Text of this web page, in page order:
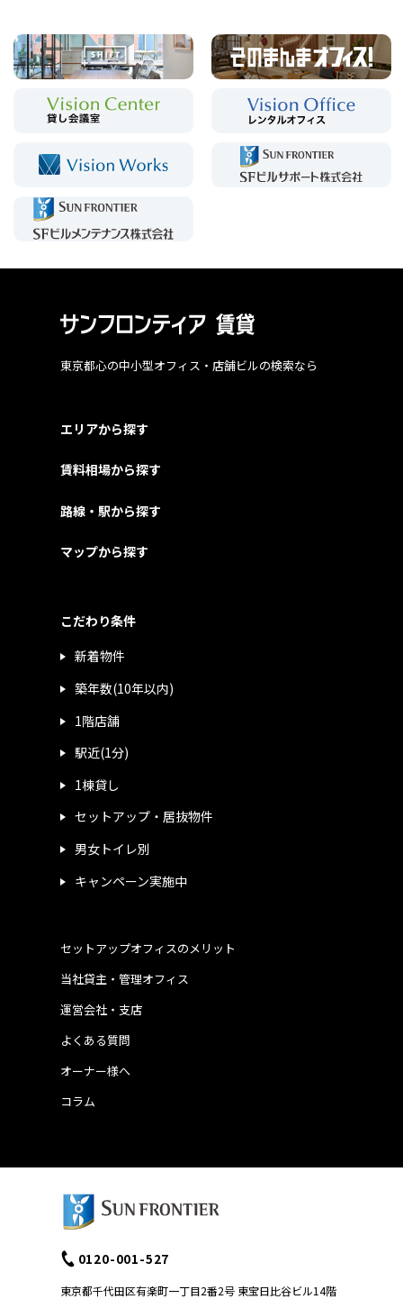
東京都心の中小型オフィス・店舗ビルの検索なら
エリアから探す
賃料相場から探す
路線・駅から探す
マップから探す
こだわり条件
新着物件
築年数(10年以内)
1階店舗
駅近(1分)
1棟貸し
セットアップ・居抜物件
男女トイレ別
キャンペーン実施中
運営会社・支店
よくある質問
当社貸主・管理オフィス
オーナー様へ
コラム
セットアップオフィスのメリット
0120-001-527
東京都千代田区有楽町一丁目2番2号 東宝日比谷ビル14階